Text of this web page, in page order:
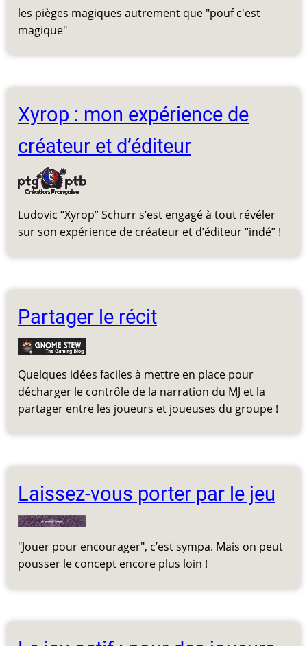
les pièges magiques autrement que "pouf c'est
magique"
Xyrop : mon expérience de
créateur et d’éditeur
Ludovic “Xyrop” Schurr s’est engagé à tout révéler
sur son expérience de créateur et d’éditeur “indé” !
Partager le récit
Quelques idées faciles à mettre en place pour
décharger le contrôle de la narration du MJ et la
partager entre les joueurs et joueuses du groupe !
Laissez-vous porter par le jeu
"Jouer pour encourager", c’est sympa. Mais on peut
pousser le concept encore plus loin !